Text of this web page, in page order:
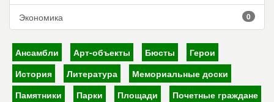
Экономика 0
Ансамбли Арт-объекты Бюсты
Герои
История
Литература
Мемориальные доски
Памятники
Парки Площади
Почетные граждане